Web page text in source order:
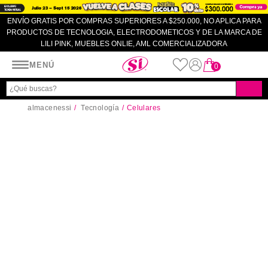
ENVÍO GRATIS POR COMPRAS SUPERIORES A $250.000, NO APLICA PARA
PRODUCTOS DE TECNOLOGIA, ELECTRODOMETICOS Y DE LA MARCA DE
LILI PINK, MUEBLES ONLIE, AML COMERCIALIZADORA
MENÚ
Almacenes SI
0
almacenessi Tecnología Celulares